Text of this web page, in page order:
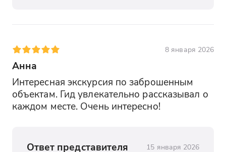
8 января 2026
Анна
Интересная экскурсия по заброшенным
объектам. Гид увлекательно рассказывал о
каждом месте. Очень интересно!
Ответ представителя
15 января 2026